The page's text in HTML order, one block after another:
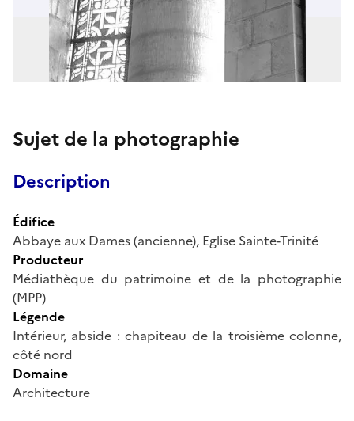
Sujet de la photographie
Description
Édifice
Abbaye aux Dames (ancienne), Eglise Sainte-Trinité
Producteur
Médiathèque du patrimoine et de la photographie
(MPP)
Légende
Intérieur, abside : chapiteau de la troisième colonne,
côté nord
Domaine
Architecture